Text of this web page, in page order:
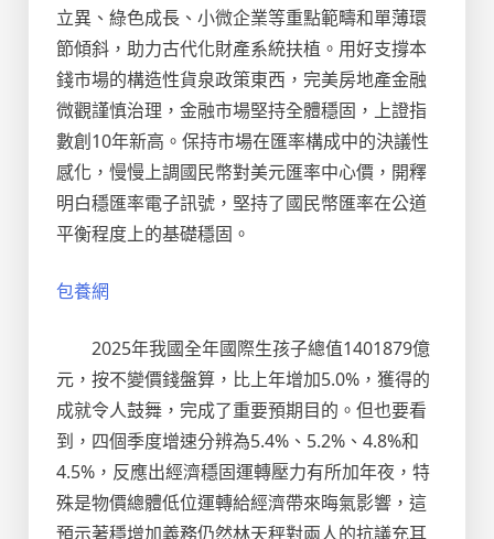
立異、綠色成長、小微企業等重點範疇和單薄環
節傾斜，助力古代化財產系統扶植。用好支撐本
錢市場的構造性貨泉政策東西，完美房地產金融
微觀謹慎治理，金融市場堅持全體穩固，上證指
數創10年新高。保持市場在匯率構成中的決議性
感化，慢慢上調國民幣對美元匯率中心價，開釋
明白穩匯率電子訊號，堅持了國民幣匯率在公道
平衡程度上的基礎穩固。
包養網
2025年我國全年國際生孩子總值1401879億
元，按不變價錢盤算，比上年增加5.0%，獲得的
成就令人鼓舞，完成了重要預期目的。但也要看
到，四個季度增速分辨為5.4%、5.2%、4.8%和
4.5%，反應出經濟穩固運轉壓力有所加年夜，特
殊是物價總體低位運轉給經濟帶來晦氣影響，這
預示著穩增加義務仍然林天秤對兩人的抗議充耳